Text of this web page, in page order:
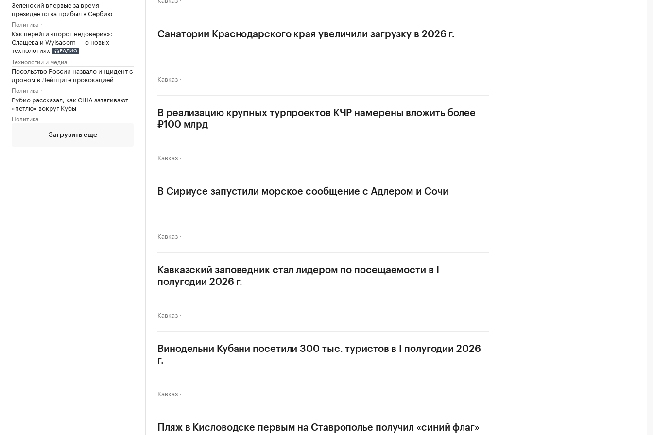
Зеленский впервые за время
президентства прибыл в Сербию
Политика
Как перейти «порог недоверия»:
Слащева и Wylsacom — о новых
технологиях
РАДИО
Технологии и медиа
Посольство России назвало инцидент с
дроном в Лейпциге провокацией
Политика
Рубио рассказал, как США затягивают
«петлю» вокруг Кубы
Политика
Загрузить еще
Санатории Краснодарского края увеличили загрузку в 2026 г.
Кавказ
В реализацию крупных турпроектов КЧР намерены вложить более
₽100 млрд
Кавказ
В Сириусе запустили морское сообщение с Адлером и Сочи
Кавказ
Кавказский заповедник стал лидером по посещаемости в I
полугодии 2026 г.
Кавказ
Винодельни Кубани посетили 300 тыс. туристов в I полугодии 2026
г.
Кавказ
Пляж в Кисловодске первым на Ставрополье получил «синий флаг»